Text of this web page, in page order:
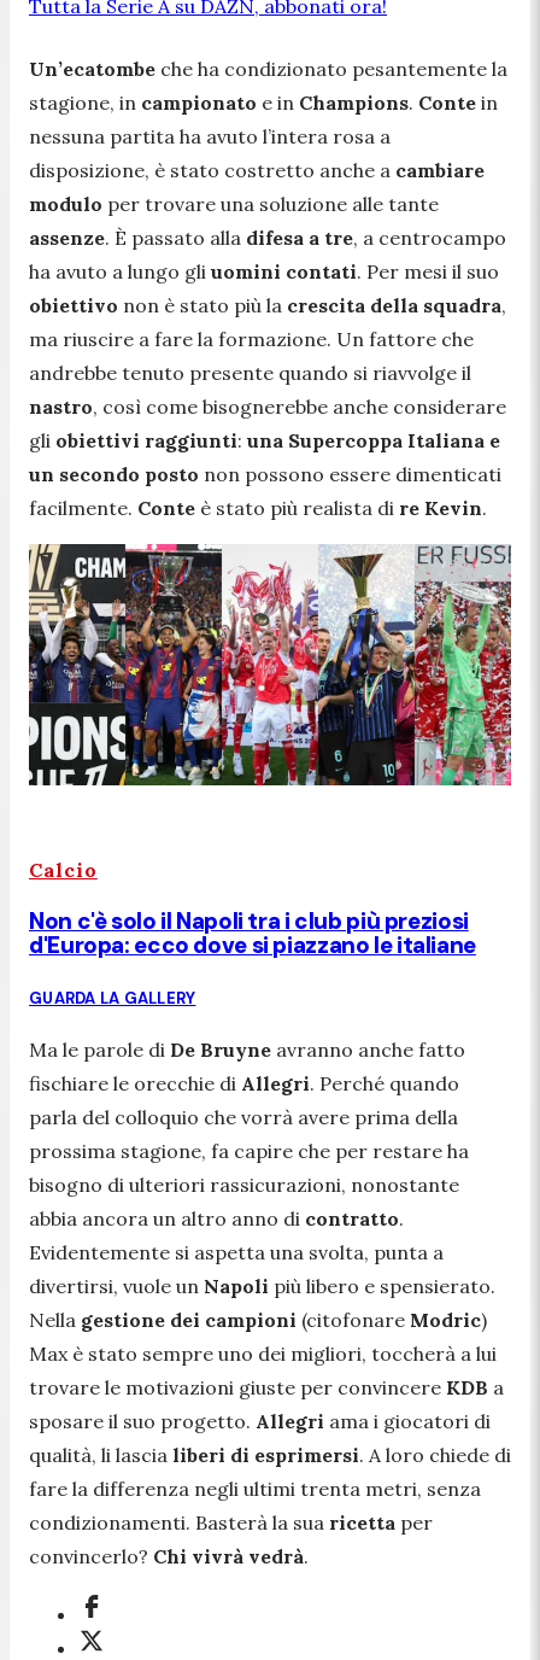
Tutta la Serie A su DAZN, abbonati ora!
Un’ecatombe che ha condizionato pesantemente la
stagione, in campionato e in Champions. Conte in
nessuna partita ha avuto l’intera rosa a
disposizione, è stato costretto anche a cambiare
modulo per trovare una soluzione alle tante
assenze. È passato alla difesa a tre, a centrocampo
ha avuto a lungo gli uomini contati. Per mesi il suo
obiettivo non è stato più la crescita della squadra,
ma riuscire a fare la formazione. Un fattore che
andrebbe tenuto presente quando si riavvolge il
nastro, così come bisognerebbe anche considerare
gli obiettivi raggiunti: una Supercoppa Italiana e
un secondo posto non possono essere dimenticati
facilmente. Conte è stato più realista di re Kevin.
Calcio
Non c'è solo il Napoli tra i club più preziosi
d'Europa: ecco dove si piazzano le italiane
GUARDA LA GALLERY
Ma le parole di De Bruyne avranno anche fatto
fischiare le orecchie di Allegri. Perché quando
parla del colloquio che vorrà avere prima della
prossima stagione, fa capire che per restare ha
bisogno di ulteriori rassicurazioni, nonostante
abbia ancora un altro anno di contratto.
Evidentemente si aspetta una svolta, punta a
divertirsi, vuole un Napoli più libero e spensierato.
Nella gestione dei campioni (citofonare Modric)
Max è stato sempre uno dei migliori, toccherà a lui
trovare le motivazioni giuste per convincere KDB a
sposare il suo progetto. Allegri ama i giocatori di
qualità, li lascia liberi di esprimersi. A loro chiede di
fare la differenza negli ultimi trenta metri, senza
condizionamenti. Basterà la sua ricetta per
convincerlo? Chi vivrà vedrà.